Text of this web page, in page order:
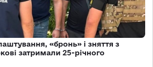
«бронь» і зняття з
затримали 25-річного